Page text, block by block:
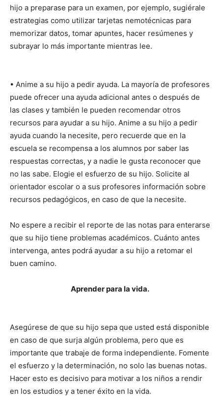
hijo a preparase para un examen, por ejemplo, sugiérale
estrategias como utilizar tarjetas nemotécnicas para
memorizar datos, tomar apuntes, hacer resúmenes y
subrayar lo más importante mientras lee.
• Anime a su hijo a pedir ayuda. La mayoría de profesores
puede ofrecer una ayuda adicional antes o después de
las clases y también le pueden recomendar otros
recursos para ayudar a su hijo. Anime a su hijo a pedir
ayuda cuando la necesite, pero recuerde que en la
escuela se recompensa a los alumnos por saber las
respuestas correctas, y a nadie le gusta reconocer que
no las sabe. Elogie el esfuerzo de su hijo. Solicite al
orientador escolar o a sus profesores información sobre
recursos pedagógicos, en caso de que la necesite.
No espere a recibir el reporte de las notas para enterarse
que su hijo tiene problemas académicos. Cuánto antes
intervenga, antes podrá ayudar a su hijo a retomar el
buen camino.
Aprender para la vida.
Asegúrese de que su hijo sepa que usted está disponible
en caso de que surja algún problema, pero que es
importante que trabaje de forma independiente. Fomente
el esfuerzo y la determinación, no solo las buenas notas.
Hacer esto es decisivo para motivar a los niños a rendir
en los estudios y a tener éxito en la vida.